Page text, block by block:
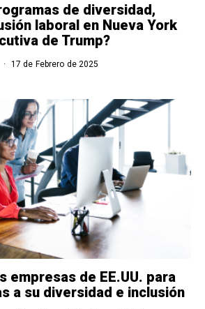
de diversidad,
laboral en Nueva York
de Trump?
17 de Febrero de 2025
empresas de EE.UU. para
a su diversidad e inclusión